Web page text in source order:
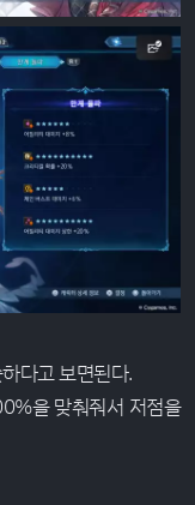
다고 보면된다.
을 맞춰줘서 저점을